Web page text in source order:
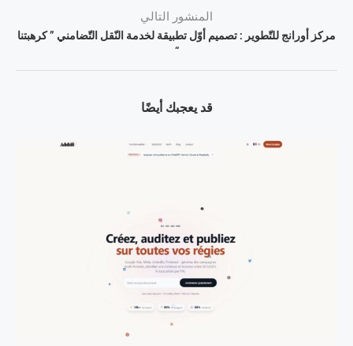
المنشور التالي
مركز أورانج للتّطوير : تصميم أوّل تطبيقة لخدمة النّقل التّضامني ” كرهبتنا
“
قد يعجبك أيضًا